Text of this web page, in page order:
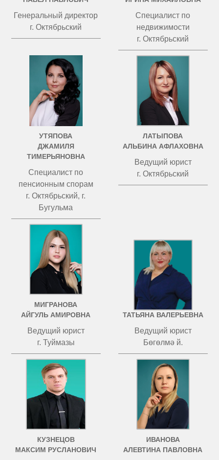
Генеральный директор
г. Октябрьский
Специалист по
недвижимости
г. Октябрьский
УТЯПОВА
ДЖАМИЛЯ
ТИМЕРЬЯНОВНА
Специалист по
пенсионным спорам
г. Октябрьский, г.
Бугульма
ЛАТЫПОВА
АЛЬБИНА АФЛАХОВНА
Ведущий юрист
г. Октябрьский
МИГРАНОВА
АЙГУЛЬ АМИРОВНА
Ведущий юрист
г. Туймазы
ЧИСТОВА
ТАТЬЯНА ВАЛЕРЬЕВНА
Ведущий юрист
Бөгөлмә й.
КУЗНЕЦОВ
МАКСИМ РУСЛАНОВИЧ
ИВАНОВА
АЛЕВТИНА ПАВЛОВНА